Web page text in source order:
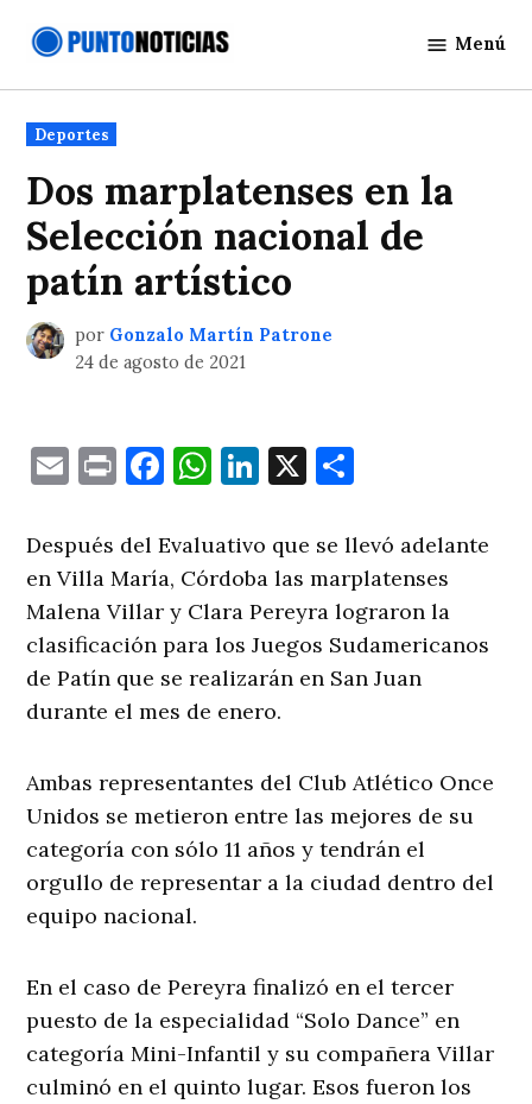
Noticias
Menú
Publicado
en
Deportes
Dos marplatenses en la
Selección nacional de
patín artístico
por Gonzalo Martín Patrone
24 de agosto de 2021
EmailPrintFacebook
WhatsApp
LinkedIn
X
Después del Evaluativo que se llevó adelante
en Villa María, Córdoba las marplatenses
Malena Villar y Clara Pereyra lograron la
clasificación para los Juegos Sudamericanos
de Patín que se realizarán en San Juan
durante el mes de enero.
Ambas representantes del Club Atlético Once
Unidos se metieron entre las mejores de su
categoría con sólo 11 años y tendrán el
orgullo de representar a la ciudad dentro del
equipo nacional.
En el caso de Pereyra finalizó en el tercer
puesto de la especialidad “Solo Dance” en
categoría Mini-Infantil y su compañera Villar
culminó en el quinto lugar. Esos fueron los